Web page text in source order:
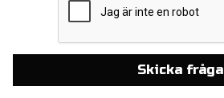
Skicka fråga